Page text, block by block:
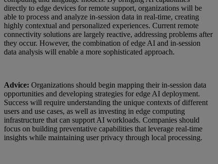
directly to edge devices for remote support, organizations will be
able to process and analyze in-session data in real-time, creating
highly contextual and personalized experiences. Current remote
connectivity solutions are largely reactive, addressing problems after
they occur. However, the combination of edge AI and in-session
data analysis will enable a more sophisticated approach.
Advice: Organizations should begin mapping their in-session data
opportunities and developing strategies for edge AI deployment.
Success will require understanding the unique contexts of different
users and use cases, as well as investing in edge computing
infrastructure that can support AI workloads. Companies should
focus on building preventative capabilities that leverage real-time
insights while maintaining user privacy through local processing.